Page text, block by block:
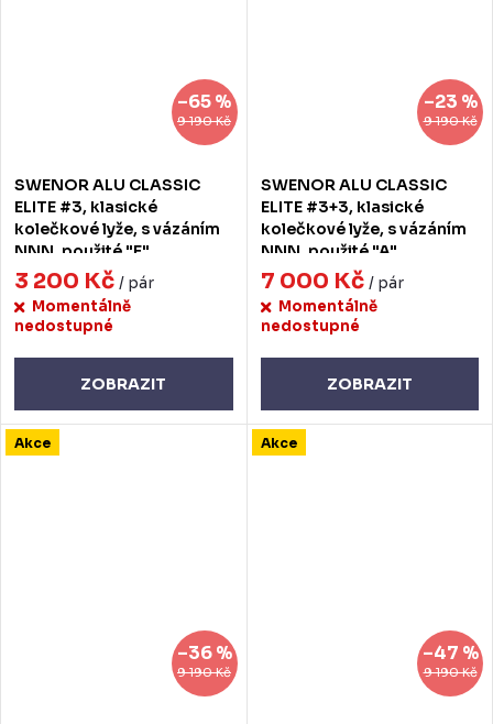
9 190 Kč
–65 %
SWENOR ALU CLASSIC
ELITE #3, klasické
kolečkové lyže, s vázáním
NNN, použité "E"
3 200 Kč / pár
Momentálně
nedostupné
ZOBRAZIT
9 190 Kč
–23 %
SWENOR ALU CLASSIC
ELITE #3+3, klasické
kolečkové lyže, s vázáním
NNN, použité "A"
7 000 Kč / pár
Momentálně
nedostupné
ZOBRAZIT
Akce
9 190 Kč
–36 %
Akce
9 190 Kč
–47 %